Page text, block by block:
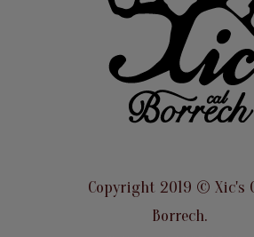
Copyright 2019 © Xic's
Borrech.